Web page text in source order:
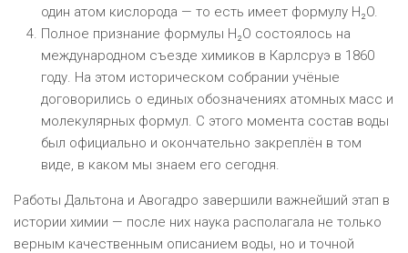
один атом кислорода — то есть имеет формулу H₂O.
Полное признание формулы H₂O состоялось на
международном съезде химиков в Карлсруэ в 1860
году. На этом историческом собрании учёные
договорились о единых обозначениях атомных масс и
молекулярных формул. С этого момента состав воды
был официально и окончательно закреплён в том
виде, в каком мы знаем его сегодня.
Работы Дальтона и Авогадро завершили важнейший этап в
истории химии — после них наука располагала не только
верным качественным описанием воды, но и точной